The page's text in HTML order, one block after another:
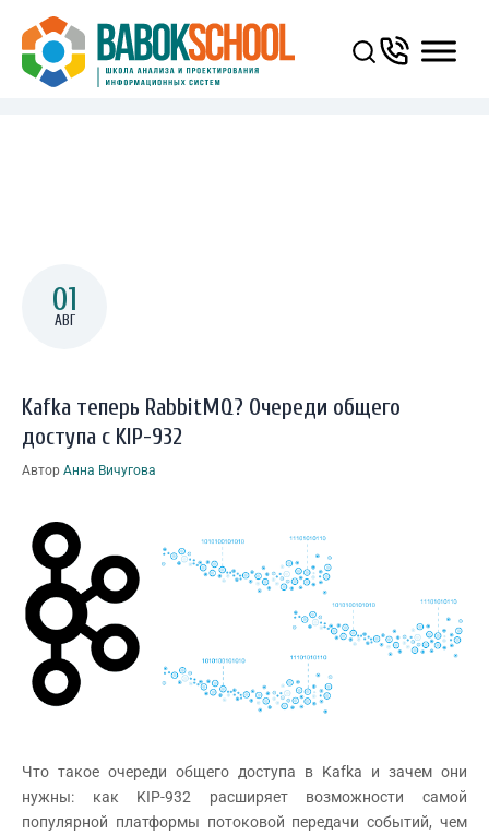
You Are Here:
ГЛАВНАЯ
KAFKA ТЕПЕРЬ RABBITMQ? ОЧЕРЕДИ ОБЩЕГО ДОСТУПА С KIP-932
01
АВГ
Kafka теперь RabbitMQ? Очереди общего
доступа с KIP-932
Автор Анна Вичугова
Что такое очереди общего доступа в Kafka и зачем они
нужны: как KIP-932 расширяет возможности самой
популярной платформы потоковой передачи событий, чем